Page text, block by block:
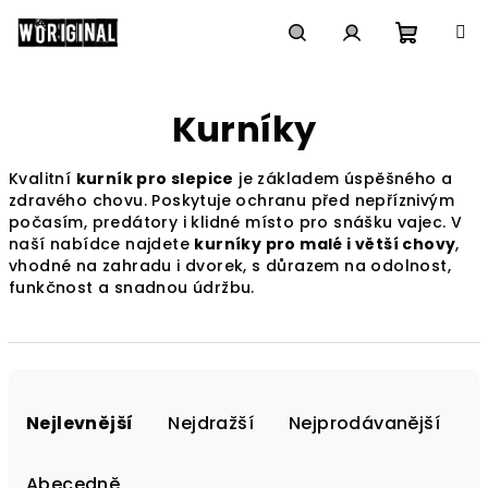
na
obsah
Kurníky
Kvalitní kurník pro slepice je základem úspěšného a
zdravého chovu. Poskytuje ochranu před nepříznivým
počasím, predátory i klidné místo pro snášku vajec. V
naší nabídce najdete kurníky pro malé i větší chovy,
vhodné na zahradu i dvorek, s důrazem na odolnost,
funkčnost a snadnou údržbu.
Nejlevnější Nejdražší Nejprodávanější